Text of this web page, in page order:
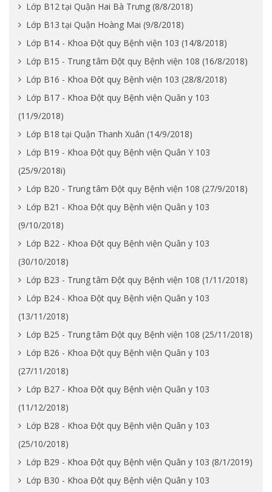
Lớp B12 tại Quận Hai Bà Trưng (8/8/2018)
Lớp B13 tại Quận Hoàng Mai (9/8/2018)
Lớp B14 - Khoa Đột quỵ Bệnh viện 103 (14/8/2018)
Lớp B15 - Trung tâm Đột quỵ Bệnh viện 108 (16/8/2018)
Lớp B16 - Khoa Đột quỵ Bệnh viện 103 (28/8/2018)
Lớp B17 - Khoa Đột quỵ Bệnh viện Quân y 103
(11/9/2018)
Lớp B18 tại Quận Thanh Xuân (14/9/2018)
Lớp B19 - Khoa Đột quỵ Bệnh viện Quân Y 103
(25/9/2018i)
Lớp B20 - Trung tâm Đột quỵ Bệnh viện 108 (27/9/2018)
Lớp B21 - Khoa Đột quỵ Bệnh viện Quân y 103
(9/10/2018)
Lớp B22 - Khoa Đột quỵ Bệnh viện Quân y 103
(30/10/2018)
Lớp B23 - Trung tâm Đột quỵ Bệnh viện 108 (1/11/2018)
Lớp B24 - Khoa Đột quỵ Bệnh viện Quân y 103
(13/11/2018)
Lớp B25 - Trung tâm Đột quỵ Bệnh viện 108 (25/11/2018)
Lớp B26 - Khoa Đột quỵ Bệnh viện Quân y 103
(27/11/2018)
Lớp B27 - Khoa Đột quỵ Bệnh viện Quân y 103
(11/12/2018)
Lớp B28 - Khoa Đột quỵ Bệnh viện Quân y 103
(25/10/2018)
Lớp B29 - Khoa Đột quỵ Bệnh viện Quân y 103 (8/1/2019)
Lớp B30 - Khoa Đột quỵ Bệnh viện Quân y 103